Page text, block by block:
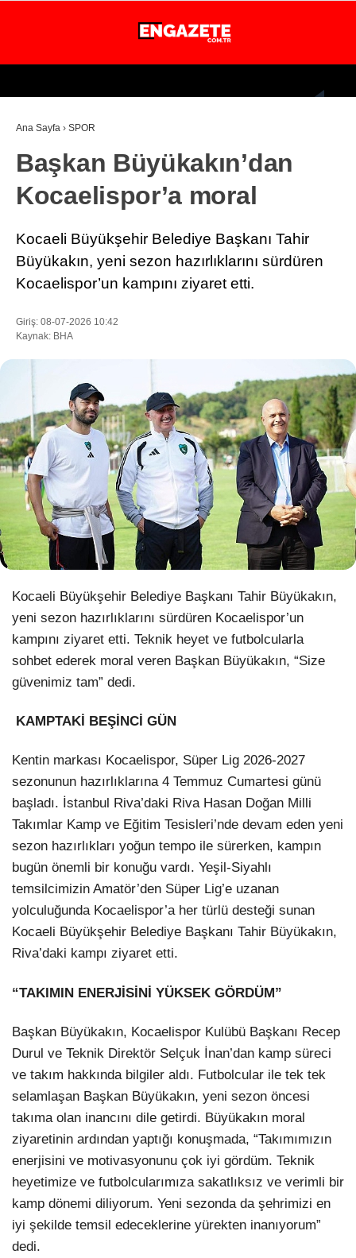
WhatsApp İhbar Hattı
Facebook
Instagram
Youtube
Pinterest
26.2
İSTANBUL
GÜNDEM
EKONOMİ
DÜNYA
SPOR
SAĞLIK
TEKNOLOJİ
Ana Sayfa › SPOR
Başkan Büyükakın’dan
Kocaelispor’a moral
Kocaeli Büyükşehir Belediye Başkanı Tahir
Büyükakın, yeni sezon hazırlıklarını sürdüren
Kocaelispor’un kampını ziyaret etti.
Giriş: 08-07-2026 10:42
Kaynak: BHA
Kocaeli Büyükşehir Belediye Başkanı Tahir Büyükakın,
yeni sezon hazırlıklarını sürdüren Kocaelispor’un
kampını ziyaret etti. Teknik heyet ve futbolcularla
sohbet ederek moral veren Başkan Büyükakın, “Size
güvenimiz tam” dedi.
KAMPTAKİ BEŞİNCİ GÜN
Kentin markası Kocaelispor, Süper Lig 2026-2027
sezonunun hazırlıklarına 4 Temmuz Cumartesi günü
başladı. İstanbul Riva’daki Riva Hasan Doğan Milli
Takımlar Kamp ve Eğitim Tesisleri’nde devam eden yeni
sezon hazırlıkları yoğun tempo ile sürerken, kampın
bugün önemli bir konuğu vardı. Yeşil-Siyahlı
temsilcimizin Amatör’den Süper Lig’e uzanan
yolculuğunda Kocaelispor’a her türlü desteği sunan
Kocaeli Büyükşehir Belediye Başkanı Tahir Büyükakın,
Riva’daki kampı ziyaret etti.
“TAKIMIN ENERJİSİNİ YÜKSEK GÖRDÜM”
Başkan Büyükakın, Kocaelispor Kulübü Başkanı Recep
Durul ve Teknik Direktör Selçuk İnan’dan kamp süreci
ve takım hakkında bilgiler aldı. Futbolcular ile tek tek
selamlaşan Başkan Büyükakın, yeni sezon öncesi
takıma olan inancını dile getirdi. Büyükakın moral
ziyaretinin ardından yaptığı konuşmada, “Takımımızın
enerjisini ve motivasyonunu çok iyi gördüm. Teknik
heyetimize ve futbolcularımıza sakatlıksız ve verimli bir
kamp dönemi diliyorum. Yeni sezonda da şehrimizi en
iyi şekilde temsil edeceklerine yürekten inanıyorum”
dedi.